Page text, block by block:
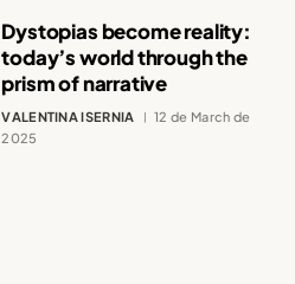
Dystopias become reality:
today’s world through the
prism of narrative
VALENTINA ISERNIA
12 de March de
2025